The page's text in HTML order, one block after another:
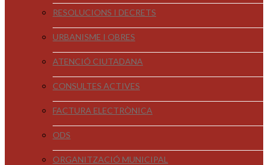
RESOLUCIONS I DECRETS
URBANISME I OBRES
ATENCIÓ CIUTADANA
CONSULTES ACTIVES
FACTURA ELECTRÒNICA
ODS
ORGANITZACIÓ MUNICIPAL